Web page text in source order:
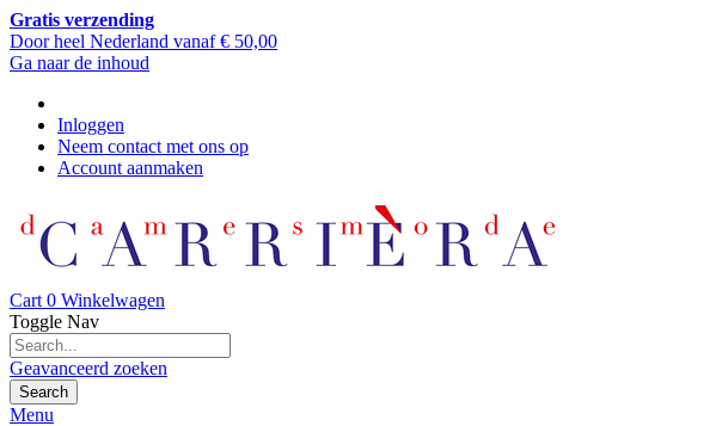
Gratis verzending
Door heel Nederland vanaf € 50,00
Ga naar de inhoud
Inloggen
Neem contact met ons op
Account aanmaken
Cart 0 Winkelwagen
Toggle Nav
Geavanceerd zoeken
Search
Menu